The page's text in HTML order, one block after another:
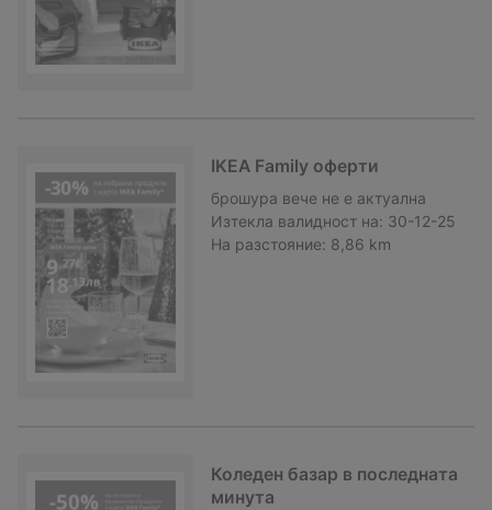
IKEA Family оферти
брошура вече не е актуална
Изтекла валидност на: 30-12-25
На разстояние: 8,86 km
Коледен базар в последната
минута